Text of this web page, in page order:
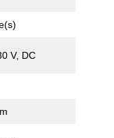
V, DC